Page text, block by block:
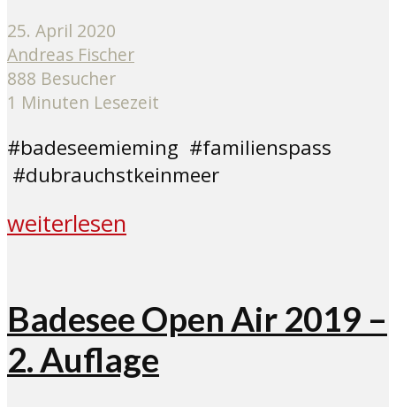
25. April 2020
Andreas Fischer
888 Besucher
1 Minuten Lesezeit
#badeseemieming #familienspass
#dubrauchstkeinmeer
weiterlesen
Badesee Open Air 2019 –
2. Auflage